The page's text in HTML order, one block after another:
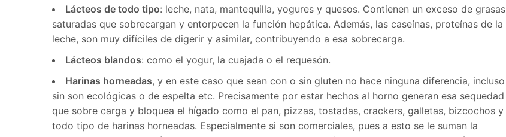
Lácteos de todo tipo: leche, nata, mantequilla, yogures y quesos. Contienen un exceso de grasas
saturadas que sobrecargan y entorpecen la función hepática. Además, las caseínas, proteínas de la
leche, son muy difíciles de digerir y asimilar, contribuyendo a esa sobrecarga.
Lácteos blandos: como el yogur, la cuajada o el requesón.
Harinas horneadas, y en este caso que sean con o sin gluten no hace ninguna diferencia, incluso
sin son ecológicas o de espelta etc. Precisamente por estar hechos al horno generan esa sequedad
que sobre carga y bloquea el hígado como el pan, pizzas, tostadas, crackers, galletas, bizcochos y
todo tipo de harinas horneadas. Especialmente si son comerciales, pues a esto se le suman la